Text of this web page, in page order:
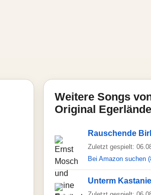
Weitere Songs
Original
Rauschende
Zuletzt gespielt:
Bei Amazon suchen
Unterm